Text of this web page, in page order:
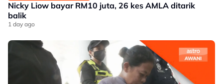
Nicky Liow bayar RM10 juta, 26 kes AMLA ditarik
balik
1 day ago